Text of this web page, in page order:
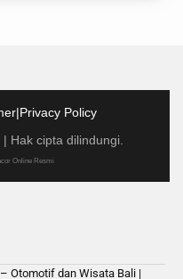
|Privacy Policy
| Hak cipta dilindungi.
Online Resmi
Otomotif dan Wisata Bali |